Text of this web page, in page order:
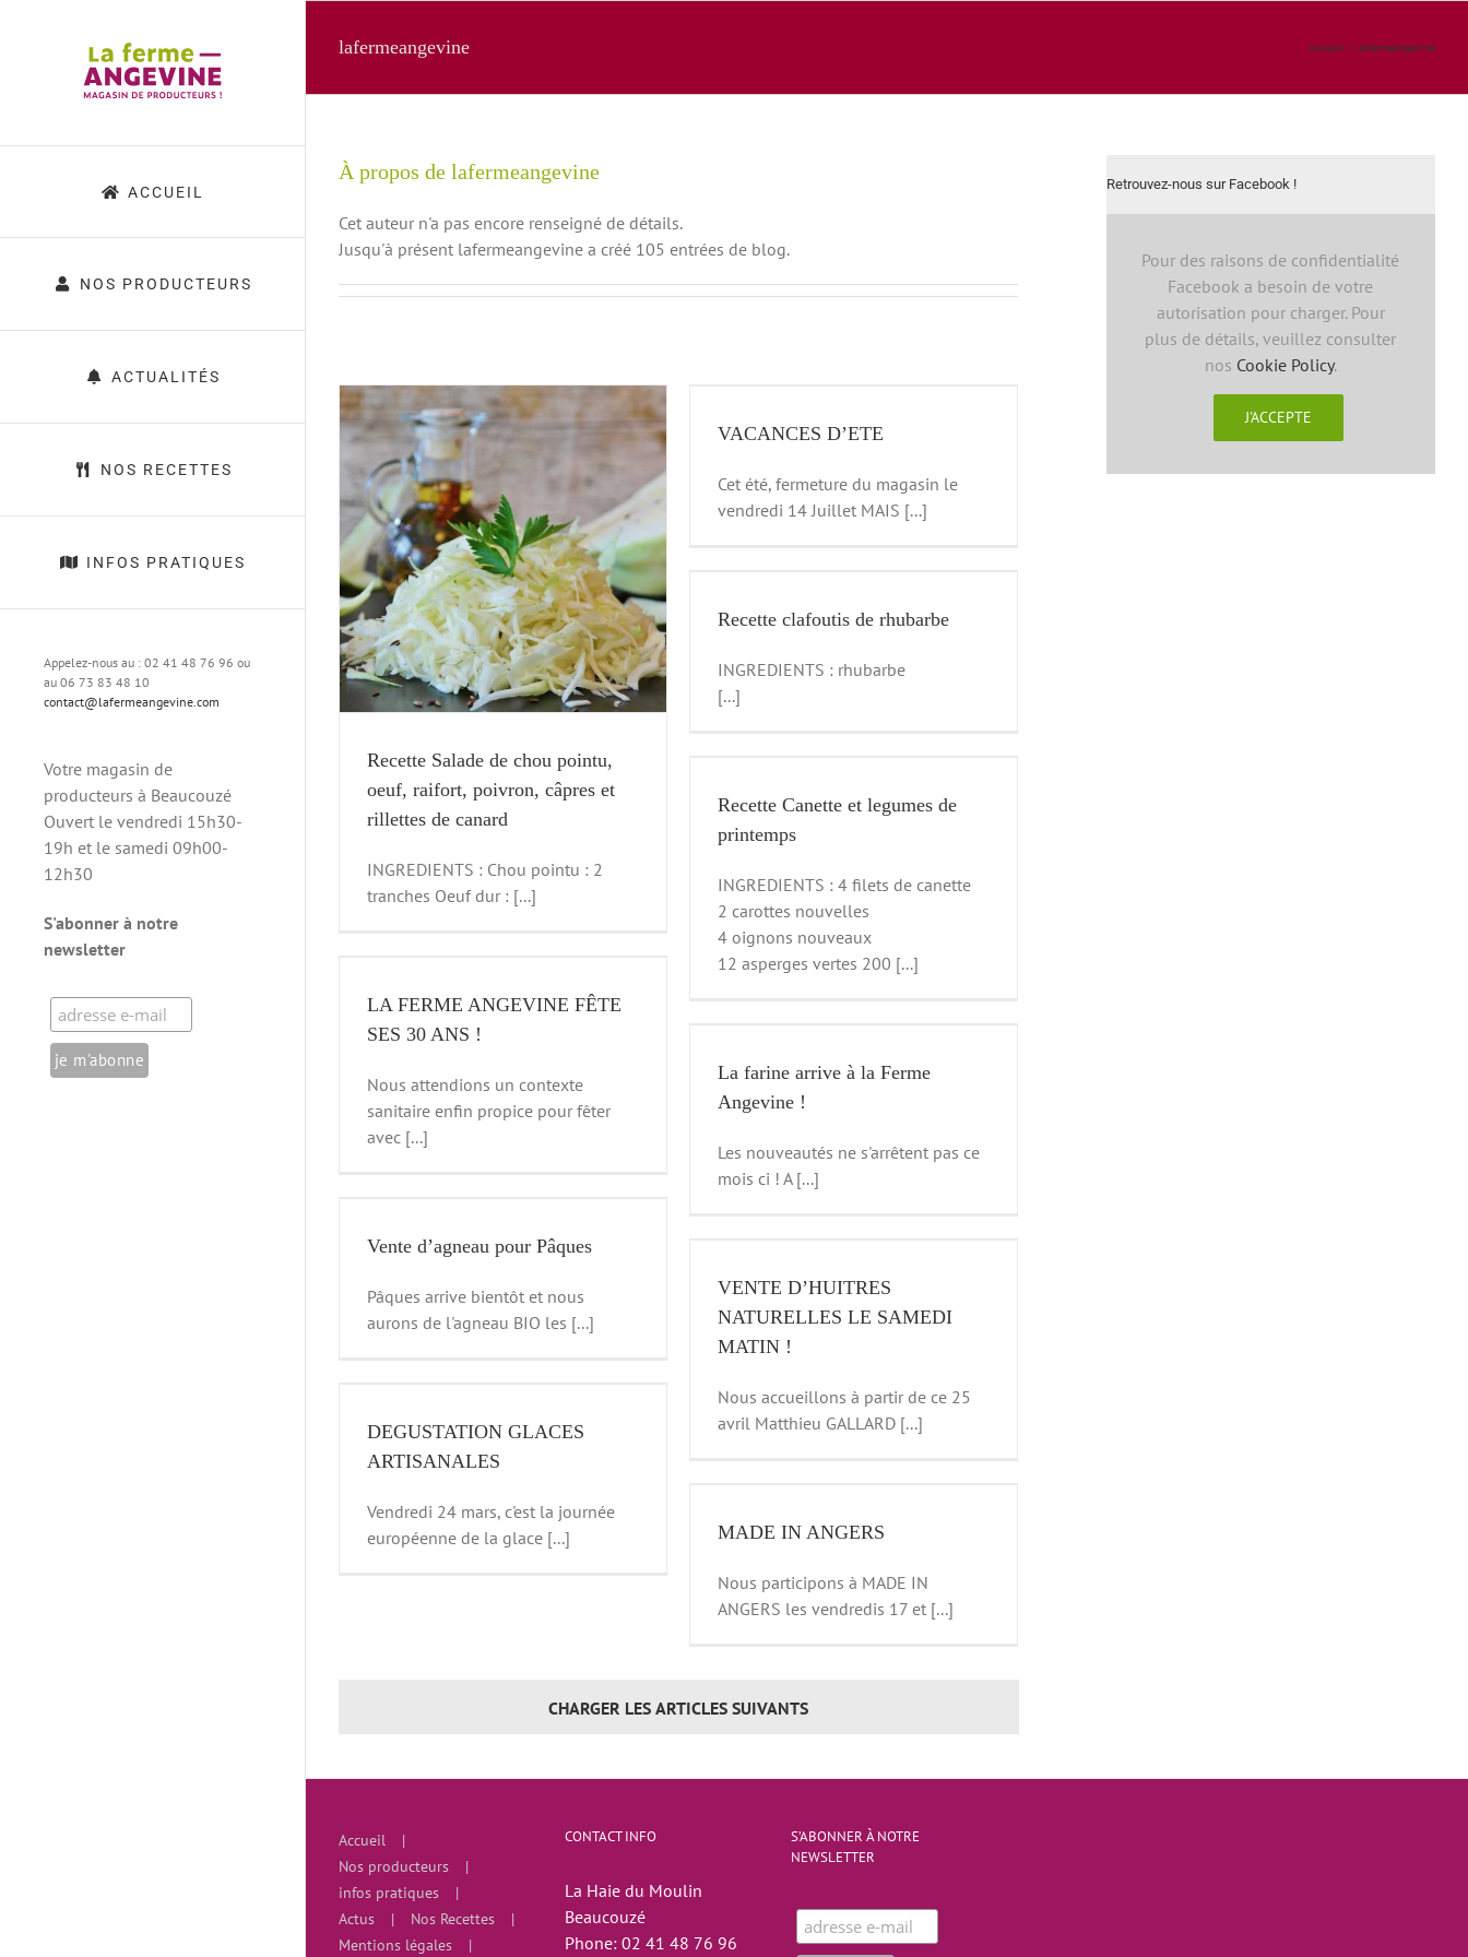
ACCUEIL
NOS PRODUCTEURS
ACTUALITÉS
NOS RECETTES
INFOS PRATIQUES
Appelez-nous au : 02 41 48 76 96 ou
au 06 73 83 48 10
contact@lafermeangevine.com
Votre magasin de
producteurs à Beaucouzé
Ouvert le vendredi 15h30-
19h et le samedi 09h00-
12h30
S'abonner à notre
newsletter
lafermeangevine Accueil / lafermeangevine
À propos de lafermeangevine
Cet auteur n'a pas encore renseigné de détails.
Jusqu'à présent lafermeangevine a créé 105 entrées de blog.
Recette Salade de chou pointu, oeuf, raifort,
poivron, câpres et rillettes de canard
Recette Salade de chou pointu,
oeuf, raifort, poivron, câpres et
rillettes de canard
INGREDIENTS : Chou pointu : 2
tranches Oeuf dur : [...]
VACANCES D’ETE
news
VACANCES D’ETE
Cet été, fermeture du magasin le
vendredi 14 Juillet MAIS [...]
Recette clafoutis de rhubarbe
Recette
Recette clafoutis de rhubarbe
INGREDIENTS : rhubarbe
[...]
Recette Canette et legumes de printemps
Recette
Recette Canette et legumes de
printemps
INGREDIENTS : 4 filets de canette
2 carottes nouvelles
4 oignons nouveaux
12 asperges vertes 200 [...]
news
LA FERME ANGEVINE FÊTE
SES 30 ANS !
Nous attendions un contexte
sanitaire enfin propice pour fêter
avec [...]
La farine arrive à la Ferme Angevine !
La farine arrive à la Ferme
Angevine !
Les nouveautés ne s'arrêtent pas ce
mois ci ! A [...]
Vente d’agneau pour Pâques
Pâques arrive bientôt et nous
aurons de l'agneau BIO les [...]
VENTE D’HUITRES NATURELLES LE
VENTE D’HUITRES
NATURELLES LE SAMEDI
MATIN !
Nous accueillons à partir de ce 25
avril Matthieu GALLARD [...]
DEGUSTATION GLACES
ARTISANALES
Vendredi 24 mars, c'est la journée
européenne de la glace [...]
news
MADE IN ANGERS
Nous participons à MADE IN
ANGERS les vendredis 17 et [...]
CHARGER LES ARTICLES SUIVANTS
Retrouvez-nous sur Facebook !
Pour des raisons de confidentialité
Facebook a besoin de votre
autorisation pour charger. Pour
plus de détails, veuillez consulter
nos Cookie Policy.
J'ACCEPTE
Accueil
Nos producteurs
infos pratiques
Actus
Nos Recettes
Mentions légales
CONTACT INFO
La Haie du Moulin
Beaucouzé
Phone: 02 41 48 76 96
S’ABONNER À NOTRE
NEWSLETTER